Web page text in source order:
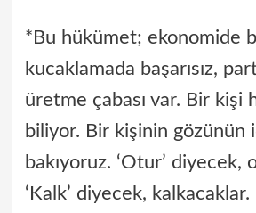
*Bu hükümet; ekonomide
kucaklamada başarısız,
üretme çabası var. Bir kişi
biliyor. Bir kişinin gözünün
bakıyoruz. ‘Otur’ diyecek,
‘Kalk’ diyecek, kalkacaklar.